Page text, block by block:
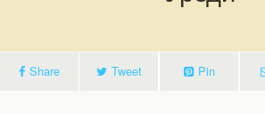
Share Tweet Pin